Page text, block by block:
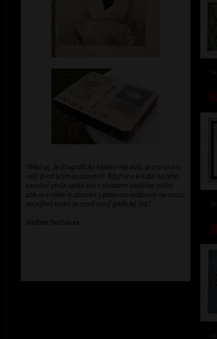
"Říká se, že litografický kámen má duši, proto se mu
celý život učím porozumět. Když se v kresbě na jeho
ozrněné ploše setká sen s obrazem vnějšího světa,
pak se s vášní a zároveň s pokorou vydávám na cestu,
na jejímž konci se zrodí nový grafický list."
Vladimír Suchánek